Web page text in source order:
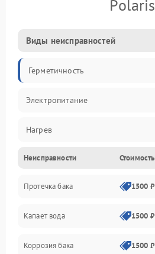
Polaris
Виды неисправностей
Герметичность
Электропитание
Нагрев
Датчики
Механика
Неисправности Стоимость
Протечка бака 1500 ₽
Капает вода 1500 ₽
Коррозия бака 1500 ₽